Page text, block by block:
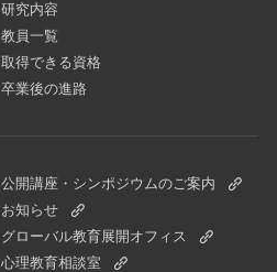
研究内容
教員一覧
取得できる資格
卒業後の進路
公開講座・シンポジウムのご案内
お知らせ
グローバル教育展開オフィス
心理教育相談室